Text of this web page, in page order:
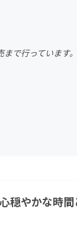
ファ
で行っています
やかな時間